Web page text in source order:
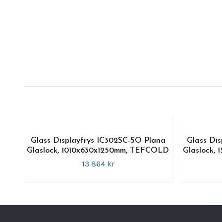
Glass Displayfrys IC302SC-SO Plana
Glaslock, 1010x630x1250mm, TEFCOLD
13 864 kr
Glass
Glaslock,